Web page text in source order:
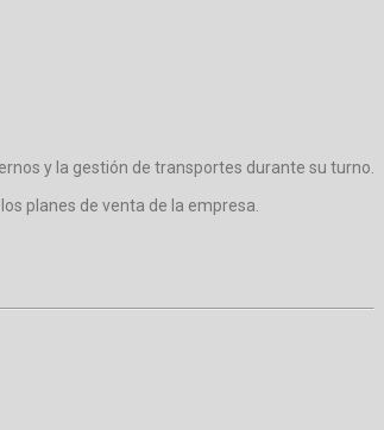
y la gestión de transportes durante su turno.
planes de venta de la empresa.